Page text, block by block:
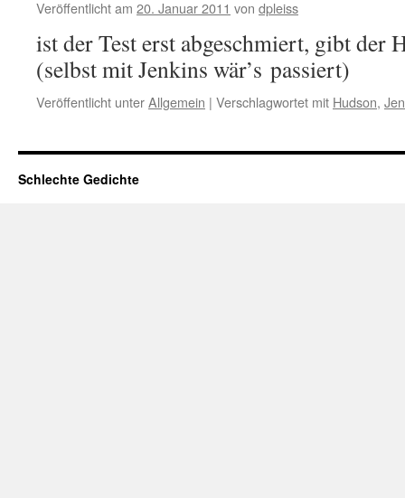
Veröffentlicht am 20. Januar 2011 von dpleiss
ist der Test erst abgeschmiert, gibt der
(selbst mit Jenkins wär’s passiert)
Veröffentlicht unterAllgemein | Verschlagwortet mit Hudson,
Schlechte Gedichte